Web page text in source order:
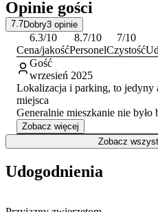
windę, co ułatwia dostęp do
korzystać z płatnych miejsc
zgodnie z obowiązującą w centrum
Opinie gości
7.7Dobry3 opinie
6.3/10
Cena/jakość
8.7/10
Personel
7/10
Czystość
Gość
wrzesień 2025
Lokalizacja i parking, to jedyny
miejsca
Generalnie mieszkanie nie było
gdybym nie brud, pozostałość po
poprzednich lokatorach to jakaś
Rzeczy typu kawa, herbata
stole w worku na śmierć to jakiś
Zobacz więcej
Zobacz
Udogodnienia